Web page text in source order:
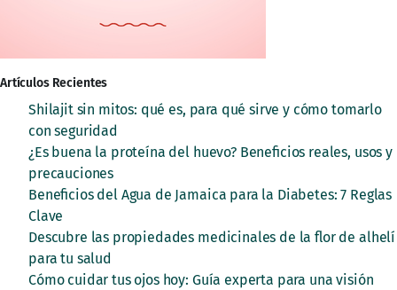
Artículos Recientes
Shilajit sin mitos: qué es, para qué sirve y cómo tomarlo
con seguridad
¿Es buena la proteína del huevo? Beneficios reales, usos y
precauciones
Beneficios del Agua de Jamaica para la Diabetes: 7 Reglas
Clave
Descubre las propiedades medicinales de la flor de alhelí
para tu salud
Cómo cuidar tus ojos hoy: Guía experta para una visión